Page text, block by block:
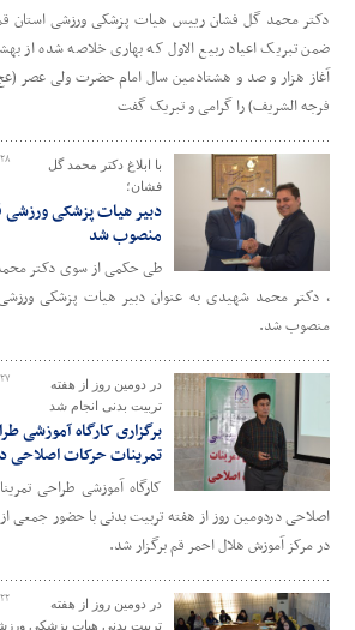
دکتر محمد گل فشان رییس هیات پزشکی ورزشی استان
ضمن تبریک اعیاد ربیع الاول که بهاری خلاصه شده از
آغاز هزار و صد و هشتادمین سال امام حضرت ولی عصر (عج
فرجه الشریف) را گرامی و تبریک گفت
با ابلاغ دکتر محمد گل
فشان؛
دبیر هیات پزشکی ورزشی
منصوب شد
طی حکمی از سوی دکتر
، دکتر محمد شهیدی به عنوان دبیر هیات پزشکی
منصوب شد.
در دومین روز از هفته
تربیت بدنی انجام شد
برگزاری کارگاه آموزشی
تمرینات حرکات اصلاحی
کارگاه آموزشی طراحی
اصلاحی دردومین روز از هفته تربیت بدنی با حضور جمعی
در مرکز آموزش هلال احمر قم برگزار شد.
در دومین روز از هفته
تربیت بدنی هیات پزشکی